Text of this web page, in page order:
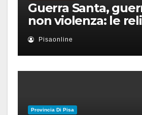
Guerra Santa,
non violenza: le
nuovo disordine
Pisaonline
Provincia Di Pisa